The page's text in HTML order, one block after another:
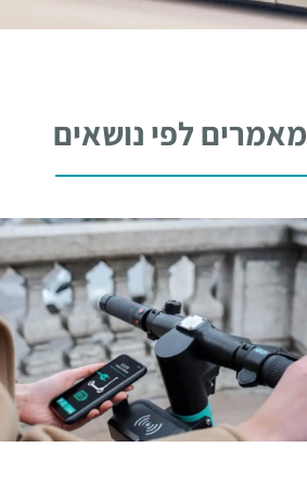
מאמרים לפי נושאים